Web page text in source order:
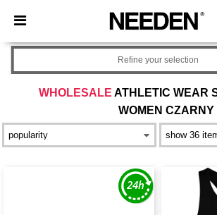
× Aplikacja Needen
Lepsze ceny w aplikacji!
WHOLESALE ATHLETIC WEAR
WOMEN CZARNY
Refine your selection